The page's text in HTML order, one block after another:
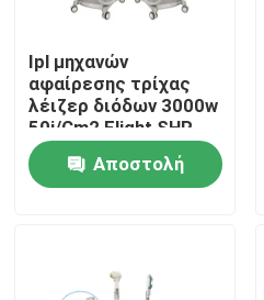
Σπίτι
Προϊόντα
Εμφάνιση VR
Ipl μηχανών
αφαίρεσης τρίχας
λέιζερ διόδων 3000w
50j/Cm2 Elight SHR
μόνιμο Remover
Αποστολή